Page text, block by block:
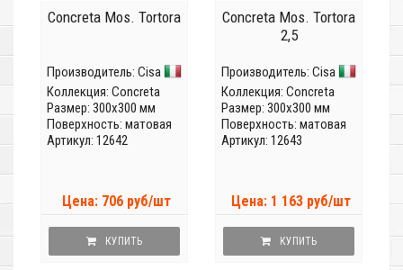
Concreta Mos. Tortora
Производитель: Cisa
Коллекция: Concreta
Размер: 300x300 мм
Поверхность: матовая
Артикул: 12642
Цена: 706 руб/шт
КУПИТЬ
Concreta Mos. Tortora
2,5
Производитель: Cisa
Коллекция: Concreta
Размер: 300x300 мм
Поверхность: матовая
Артикул: 12643
Цена: 1 163 руб/шт
КУПИТЬ